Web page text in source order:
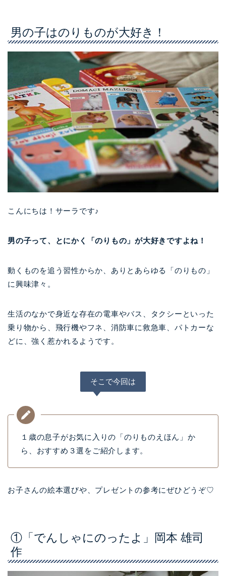
男の子はのりものが大好き！
こんにちは！サーラです♪
男の子って、とにかく「のりもの」が大好きですよね！
動くものを追う習性からか、ありとあらゆる「のりもの」
に興味津々。
生活のなかで身近な存在の電車やバス、タクシーといった
乗り物から、飛行機やフネ、消防車に救急車、パトカーな
どに、強く惹かれるようです。
そこで今回は
１歳の息子がお気に入りの「のりものえほん」か
ら、おすすめ３選をご紹介します。
お子さんの絵本選びや、プレゼントの参考にぜひどうぞ♡
①「でんしゃにのったよ」岡本 雄司
作